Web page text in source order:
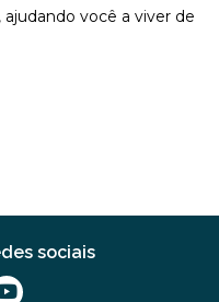
você a viver de
sociais